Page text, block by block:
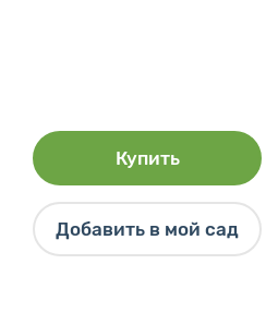
Купить
Добавить в мой сад